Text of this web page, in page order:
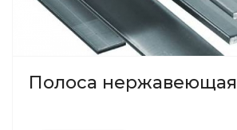
Полоса нержавеющая